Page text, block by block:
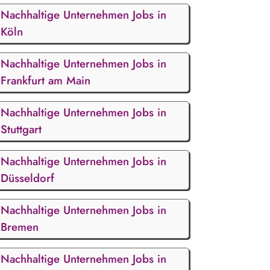
Nachhaltige Unternehmen Jobs in
Köln
Nachhaltige Unternehmen Jobs in
Frankfurt am Main
Nachhaltige Unternehmen Jobs in
Stuttgart
Nachhaltige Unternehmen Jobs in
Düsseldorf
Nachhaltige Unternehmen Jobs in
Bremen
Nachhaltige Unternehmen Jobs in